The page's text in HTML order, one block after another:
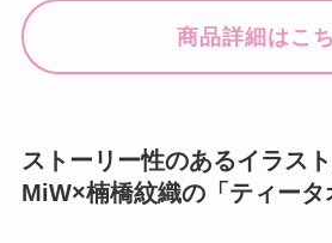
商品詳細はこ
ストーリー性のあるイラス
MiW×楠橋紋織の「ティータ